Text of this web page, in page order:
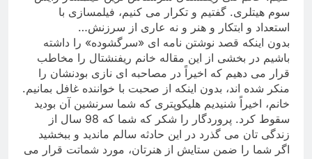
سوم هیتلری. گفتیم و تکرار می کنیم، فیلمسازی با
استعداد و ابتکار و هنر و نه عاری از سرزنش…
بدون اینکه قصد نوشتن نامه ای «سرگشوده» را داشته
باشیم در بخشی از این مقاله خانم ریفنشتال را مخاطب
قرار می دهیم که اخیراً در مصاحبه ای نازی بودنشان را
منکر شده اند، بدون اینکه از صحبت با خواننده غافل بمانیم.
خانم، اخیراً شنیدیم هلیکوپتری که شما سرنشین آن بودید
سقوط کرد. پروردگار را شکر که شما که 98 سال از
زندگی تان می گذرد در این حادثه سالم ماندید و ببخشید
اگر شما را ضمن ستایش از هنرتان، مورد شماتت قرار می